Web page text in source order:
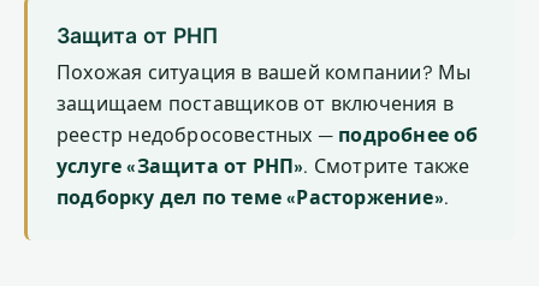
Защита от РНП
Похожая ситуация в вашей компании? Мы
защищаем поставщиков от включения в
реестр недобросовестных — подробнее об
услуге «Защита от РНП». Смотрите также
подборку дел по теме «Расторжение».